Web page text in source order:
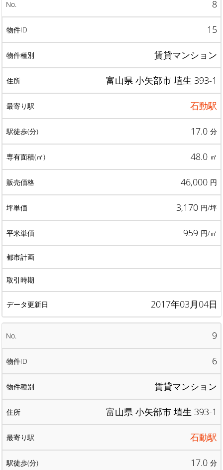
8
15
賃貸マンション
富山県 小矢部市 埴生 393-1
石動駅
17.0 分
48.0 ㎡
46,000 円
3,170 円/坪
959 円/㎡
2017年03月04日
9
6
賃貸マンション
富山県 小矢部市 埴生 393-1
石動駅
17.0 分